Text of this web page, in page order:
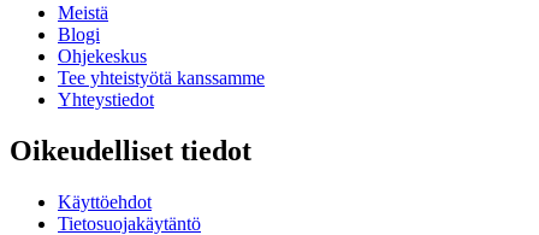
Meistä
Blogi
Ohjekeskus
Tee yhteistyötä kanssamme
Yhteystiedot
Oikeudelliset tiedot
Käyttöehdot
Tietosuojakäytäntö